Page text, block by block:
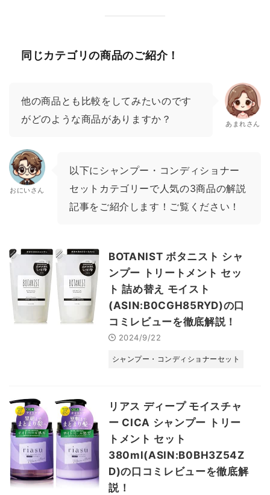
同じカテゴリの商品のご紹介！
他の商品とも比較をしてみたいのです
がどのような商品がありますか？
あまれさん
おにいさん
以下にシャンプー・コンディショナー
セットカテゴリーで人気の3商品の解説
記事をご紹介します！ご覧ください！
BOTANIST ボタニスト シャ
ンプー トリートメント セッ
ト 詰め替え モイスト
(ASIN:B0CGH85RYD)の口
コミレビューを徹底解説！
2024/9/22
シャンプー・コンディショナーセット
リアス ディープ モイスチャ
ー CICA シャンプー トリー
トメント セット
380ml(ASIN:B0BH3Z54Z
D)の口コミレビューを徹底解
説！